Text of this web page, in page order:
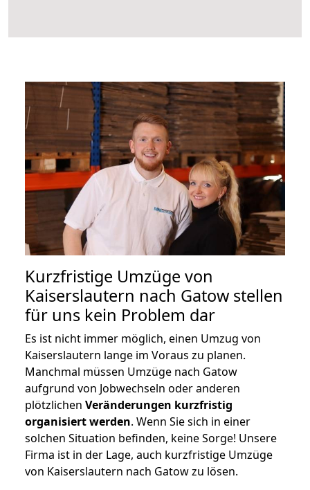
Kurzfristige Umzüge von
Kaiserslautern nach Gatow stellen
für uns kein Problem dar
Es ist nicht immer möglich, einen Umzug von
Kaiserslautern lange im Voraus zu planen.
Manchmal müssen Umzüge nach Gatow
aufgrund von Jobwechseln oder anderen
plötzlichen Veränderungen kurzfristig
organisiert werden. Wenn Sie sich in einer
solchen Situation befinden, keine Sorge! Unsere
Firma ist in der Lage, auch kurzfristige Umzüge
von Kaiserslautern nach Gatow zu lösen.